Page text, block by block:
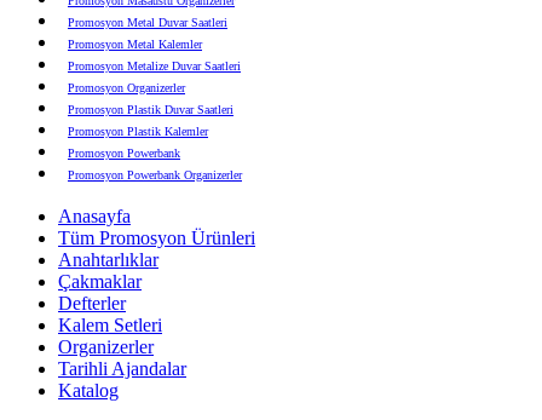
Promosyon Metal Duvar Saatleri
Promosyon Metal Kalemler
Promosyon Metalize Duvar Saatleri
Promosyon Organizerler
Promosyon Plastik Duvar Saatleri
Promosyon Plastik Kalemler
Promosyon Powerbank
Promosyon Powerbank Organizerler
Promosyon Şapka
Promosyon Sekreter Bloknotlar
Promosyon Seramik ve Porselen Ürünler
Promosyon Speakerlar
Promosyon Tarihli Ajandalar
Promosyon Teknoloji Ürünleri
Promosyon Telefon Standları
Promosyon Termoslar
Promosyon Tişörtler
Anasayfa
Tüm Promosyon Ürünleri
Anahtarlıklar
Çakmaklar
Defterler
Kalem Setleri
Organizerler
Tarihli Ajandalar
Katalog